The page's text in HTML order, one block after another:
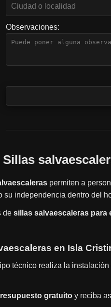
Observaciones:
Sillas
permiten a
su independencia dentro del
de sillas salvaescaleras para
en Isla
técnico realiza la instalación
gratuito y reciba